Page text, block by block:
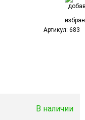
Артикул: 683
В наличии